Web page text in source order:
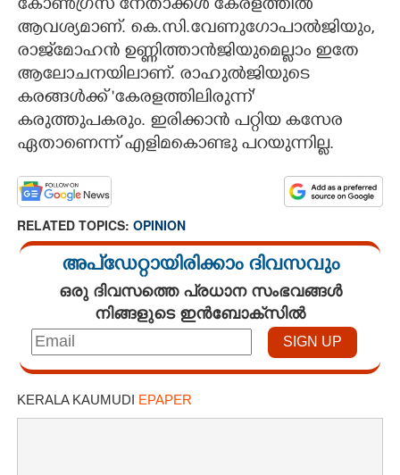
കോൺഗ്രസ് നേതാക്കൾ കേരളത്തിൽ
ആവശ്യമാണ്. കെ.സി.വേണുഗോപാൽജിയും,
രാജ്‌മോഹൻ ഉണ്ണിത്താൻജിയുമെല്ലാം ഇതേ
ആലോചനയിലാണ്. രാഹുൽജിയുടെ
കരങ്ങൾക്ക് 'കേരളത്തിലിരുന്ന്'
കരുത്തുപകരും. ഇരിക്കാൻ പറ്റിയ കസേര
ഏതാണെന്ന് എളിമകൊണ്ടു പറയുന്നില്ല.
RELATED TOPICS: OPINION
അപ്ഡേറ്റായിരിക്കാം ദിവസവും
ഒരു ദിവസത്തെ പ്രധാന സംഭവങ്ങൾ
നിങ്ങളുടെ ഇൻബോക്സിൽ
KERALA KAUMUDI EPAPER
×
Share this link
Copy Link